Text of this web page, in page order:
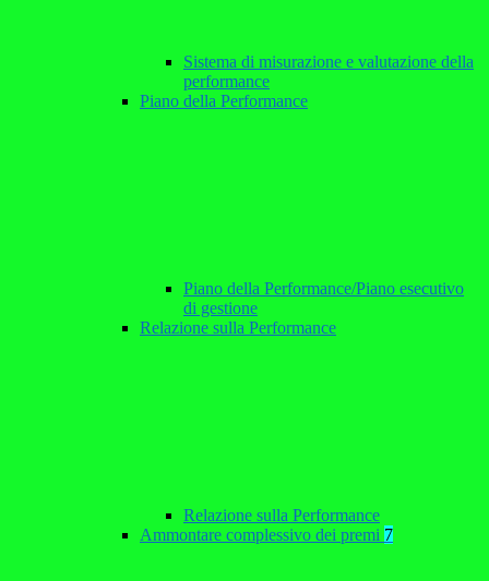
Sistema di misurazione e valutazione della
performance
Piano della Performance
Piano della Performance/Piano esecutivo
di gestione
Relazione sulla Performance
Relazione sulla Performance
Ammontare complessivo dei premi 7